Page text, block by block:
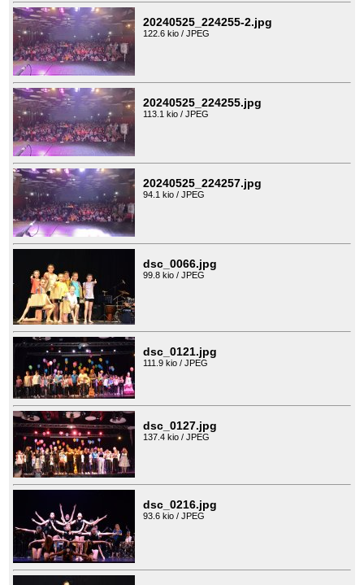
20240525_224255-2.jpg
122.6 kio / JPEG
20240525_224255.jpg
113.1 kio / JPEG
20240525_224257.jpg
94.1 kio / JPEG
dsc_0066.jpg
99.8 kio / JPEG
dsc_0121.jpg
111.9 kio / JPEG
dsc_0127.jpg
137.4 kio / JPEG
dsc_0216.jpg
93.6 kio / JPEG